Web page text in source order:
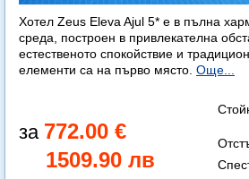
Хотел Zeus Eleva Ajul 5* е в пълна
среда, построен в привлекателна
естественото спокойствие и
елементи са на първо място. Още...
772.00 €
1509.90 лв